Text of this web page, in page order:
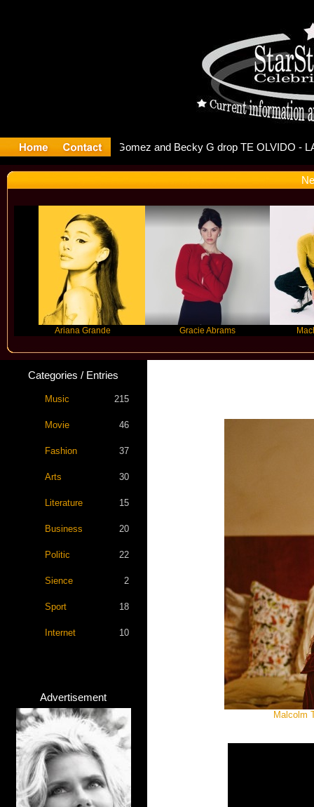
Ariana Grande Gracie Abrams Machine
Categories / Entries
Music 215
Movie 46
Fashion 37
Arts 30
Literature 15
Business 20
Politic 22
Sience 2
Sport 18
Internet 10
Advertisement
Malcolm